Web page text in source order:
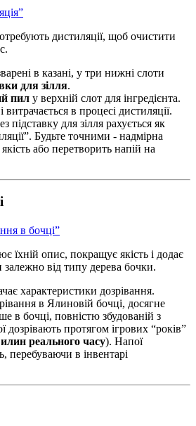
дистиляції, щоб очистити
в казані, у три нижні слоти
для зілля.
пил у верхній слот для інгредієнта.
витрачається в процесі дистиляції.
підставку для зілля рахується як
Будьте точними - надмірна
або перетворить напій на
в бочці”
їхній опис, покращує якість і додає
залежно від типу дерева бочки.
характеристики дозрівання.
в Ялиновій бочці, досягне
в бочці, повністю збудованій з
дозрівають протягом ігрових “років”
реального часу). Напої
перебуваючи в інвентарі